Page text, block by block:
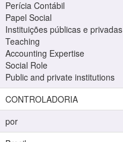
Perícia Contábil
Papel Social
Instituições públicas e privadas
Teaching
Accounting Expertise
Social Role
Public and private institutions
CONTROLADORIA
por